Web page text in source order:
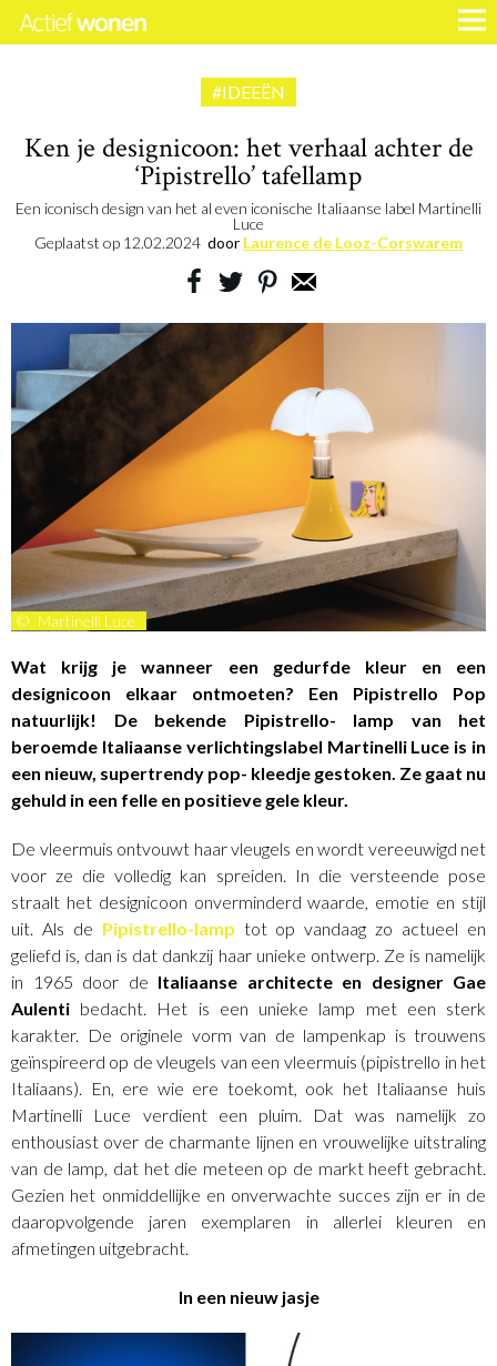
#IDEEËN
Ken je designicoon: het verhaal achter de
‘Pipistrello’ tafellamp
Een iconisch design van het al even iconische Italiaanse label Martinelli
Luce
Geplaatst op 12.02.2024 door Laurence de Looz-Corswarem
© Martinelli Luce
Wat krijg je wanneer een gedurfde kleur en een
designicoon elkaar ontmoeten? Een Pipistrello Pop
natuurlijk! De bekende Pipistrello- lamp van het
beroemde Italiaanse verlichtingslabel Martinelli Luce is in
een nieuw, supertrendy pop- kleedje gestoken. Ze gaat nu
gehuld in een felle en positieve gele kleur.
De vleermuis ontvouwt haar vleugels en wordt vereeuwigd net
voor ze die volledig kan spreiden. In die versteende pose
straalt het designicoon onverminderd waarde, emotie en stijl
uit. Als de Pipistrello-lamp tot op vandaag zo actueel en
geliefd is, dan is dat dankzij haar unieke ontwerp. Ze is namelijk
in 1965 door de Italiaanse architecte en designer Gae
Aulenti bedacht. Het is een unieke lamp met een sterk
karakter. De originele vorm van de lampenkap is trouwens
geïnspireerd op de vleugels van een vleermuis (pipistrello in het
Italiaans). En, ere wie ere toekomt, ook het Italiaanse huis
Martinelli Luce verdient een pluim. Dat was namelijk zo
enthousiast over de charmante lijnen en vrouwelijke uitstraling
van de lamp, dat het die meteen op de markt heeft gebracht.
Gezien het onmiddellijke en onverwachte succes zijn er in de
daaropvolgende jaren exemplaren in allerlei kleuren en
afmetingen uitgebracht.
In een nieuw jasje